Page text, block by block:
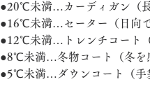
●20℃未満…カーディガン（長
●16℃未満…セーター（日向で
●12℃未満…トレンチコート（
●8℃未満…冬物コート（冬を
●5℃未満…ダウンコート（手